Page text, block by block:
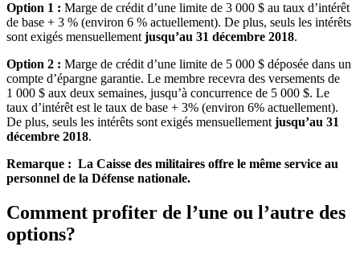
Option 1 : Marge de crédit d’une limite de 3 000 $ au taux d’intérêt
de base + 3 % (environ 6 % actuellement). De plus, seuls les intérêts
sont exigés mensuellementjusqu’au 31 décembre 2018.
Option 2 : Marge de crédit d’une limite de 5 000 $ déposée dans un
compte d’épargne garantie. Le membre recevra des versements de
1 000 $ aux deux semaines, jusqu’à concurrence de 5 000 $. Le
taux d’intérêt est le taux de base + 3% (environ 6% actuellement).
De plus, seuls les intérêts sont exigés mensuellementjusqu’au 31
décembre 2018.
Remarque : La Caisse des militaires offre le même service au
personnel de la Défense nationale.
Comment profiter de l’une ou l’autre des
options?